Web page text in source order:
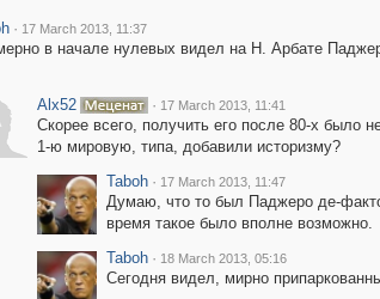
· 17 March 2013, 11:37
в начале нулевых видел на Н. Арбате
Alx52 · 17 March 2013, 11:41
Скорее всего, получить его после 80-х
1-ю мировую, типа, добавили историзму?
Taboh · 17 March 2013, 11:47
Думаю, что то был Паджеро де-
время такое было вполне возможно.
Taboh · 18 March 2013, 05:16
Сегодня видел, мирно